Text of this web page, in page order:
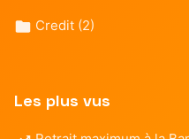
Credit (2)
Les plus vus